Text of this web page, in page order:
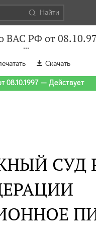
Найти
ВАС РФ от
Скачать
08.10.1997 — Действует
СУД